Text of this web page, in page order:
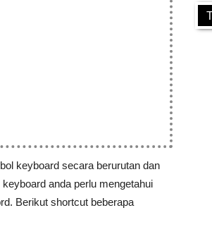
keyboard secara berurutan dan
anda perlu mengetahui
Berikut shortcut beberapa